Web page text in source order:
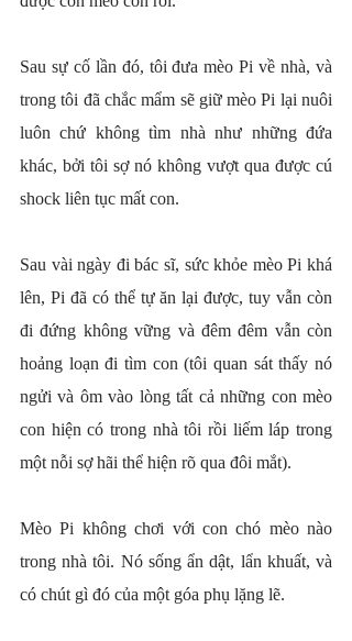
Sau sự cố lần đó, tôi đưa mèo Pi về nhà, và
trong tôi đã chắc mẩm sẽ giữ mèo Pi lại nuôi
luôn chứ không tìm nhà như những đứa
khác, bởi tôi sợ nó không vượt qua được cú
shock liên tục mất con.
Sau vài ngày đi bác sĩ, sức khỏe mèo Pi khá
lên, Pi đã có thể tự ăn lại được, tuy vẫn còn
đi đứng không vững và đêm đêm vẫn còn
hoảng loạn đi tìm con (tôi quan sát thấy nó
ngửi và ôm vào lòng tất cả những con mèo
con hiện có trong nhà tôi rồi liếm láp trong
một nỗi sợ hãi thể hiện rõ qua đôi mắt).
Mèo Pi không chơi với con chó mèo nào
trong nhà tôi. Nó sống ẩn dật, lẩn khuất, và
có chút gì đó của một góa phụ lặng lẽ.